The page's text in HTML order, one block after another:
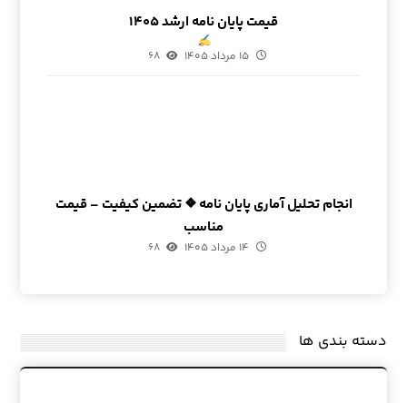
قیمت پایان نامه ارشد ۱۴۰۵
۱۵ مرداد ۱۴۰۵ ۶۸
انجام تحلیل آماری پایان نامه ❖ تضمین کیفیت – قیمت
مناسب
۱۴ مرداد ۱۴۰۵ ۶۸
دسته بندی ها